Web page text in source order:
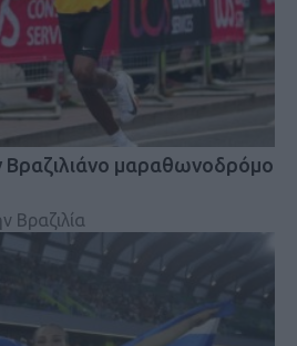
Βραζιλιάνο μαραθωνοδρόμο
Βραζιλία